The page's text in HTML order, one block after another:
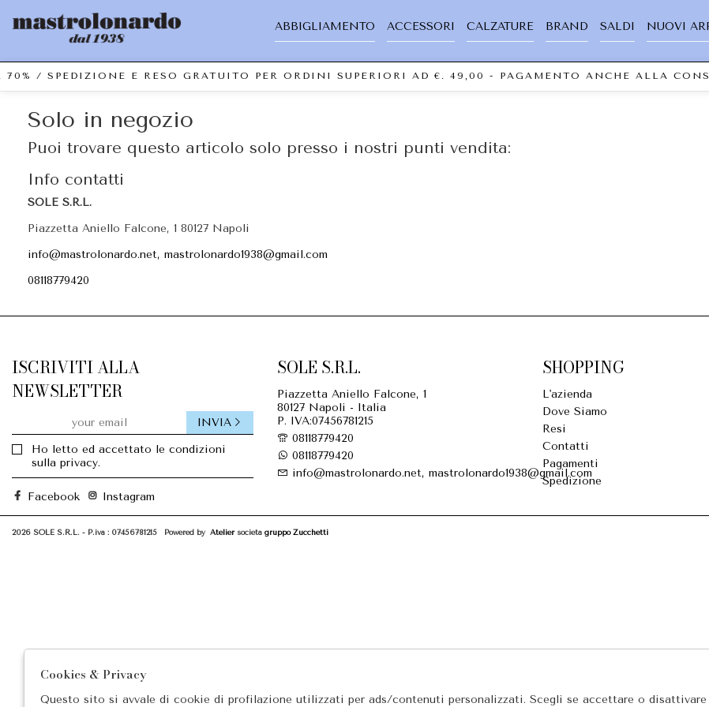
ABBIGLIAMENTO ACCESSORI CALZATURE BRAND SALDI NUOVI
/ SPEDIZIONE E RESO GRATUITO PER ORDINI SUPERIORI AD €. 49,00 - PAGAMENTO ANCHE ALLA
Solo in negozio
Puoi trovare questo articolo solo presso i nostri punti vendita:
Info contatti
SOLE S.R.L.
Piazzetta Aniello Falcone, 1 80127 Napoli
info@mastrolonardo.net, mastrolonardo1938@gmail.com
08118779420
ISCRIVITI ALLA
NEWSLETTER
Ho letto ed accettato le condizioni
sulla privacy.
INVIA
Facebook Instagram
SOLE S.R.L.
Piazzetta Aniello Falcone, 1
80127 Napoli - Italia
P. IVA:07456781215
08118779420
08118779420
info@mastrolonardo.net, mastrolonardo1938@gmail.com
SHOPPING
L'azienda
Dove Siamo
Resi
Contatti
Pagamenti
Spedizione
2026 SOLE S.R.L. - P.iva : 07456781215 Powered by Ateliersocietà gruppo Zucchetti
Cookies & Privacy
Questo sito si avvale di cookie di profilazione utilizzati per ads/contenuti personalizzati. Scegli se accettare o